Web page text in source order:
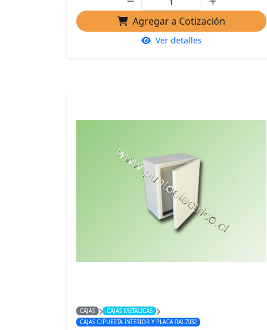
Agregar a Cotización
Ver detalles
CAJAS
CAJAS METALICAS
CAJAS C/PUERTA INTERIOR Y PLACA RAL7032